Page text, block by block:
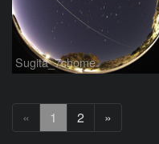
Sugita_7chome
« 1 2 »
へ